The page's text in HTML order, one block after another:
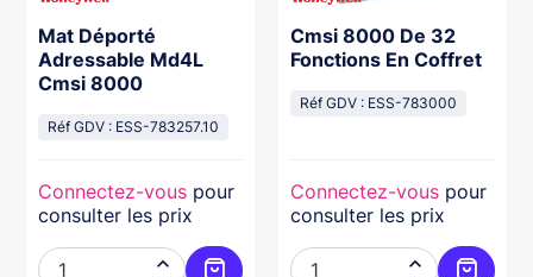
Mat Déporté
Adressable Md4L
Cmsi 8000
Réf GDV : ESS-783257.10
Connectez-vous pour
consulter les prix

Cmsi 8000 De 32
Fonctions En Coffret
Réf GDV : ESS-783000
Connectez-vous pour
consulter les prix
